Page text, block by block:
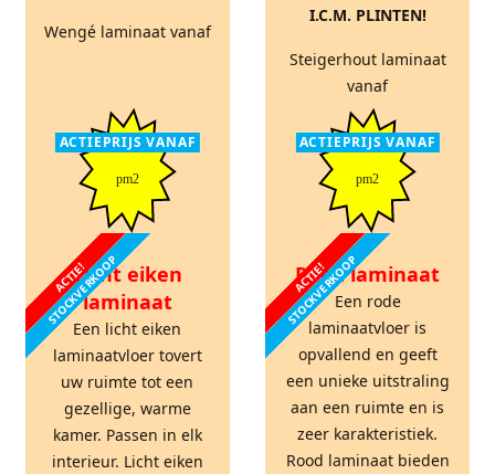
Wengé laminaat vanaf
ACTIEPRIJS VANAF
pm2
I.C.M. PLINTEN!
Steigerhout laminaat
vanaf
ACTIEPRIJS VANAF
pm2
ACTIE!
STOCKVERKOOP
Licht eiken
laminaat
Een licht eiken
laminaatvloer tovert
uw ruimte tot een
gezellige, warme
kamer. Passen in elk
interieur. Licht eiken
ACTIE!
STOCKVERKOOP
Rood laminaat
Een rode
laminaatvloer is
opvallend en geeft
een unieke uitstraling
aan een ruimte en is
zeer karakteristiek.
Rood laminaat bieden